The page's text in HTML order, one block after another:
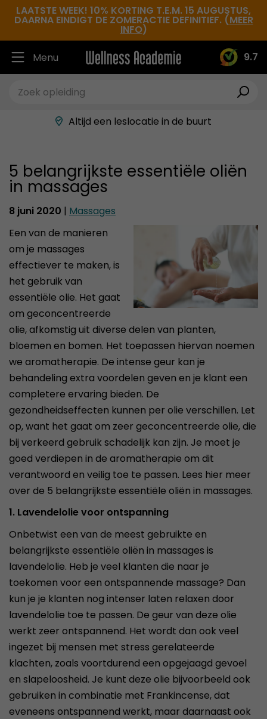
LAATSTE WEEK! 10% KORTING T.E.M. 15 AUGUSTUS,
DAARNA EINDIGT DE ZOMERACTIE DEFINITIEF. (MEER
INFO)
9.7
Menu
Ruim 30.000 tevreden studenten
Beste docenten in de branche
Altijd een leslocatie in de buurt
5 belangrijkste essentiële oliën
in massages
8 juni 2020 | Massages
Een van de manieren
om je massages
effectiever te maken, is
het gebruik van
essentiële olie. Het gaat
om geconcentreerde
olie, afkomstig uit diverse delen van planten,
bloemen en bomen. Het toepassen hiervan noemen
we aromatherapie. De intense geur kan je
behandeling extra voordelen geven en je klant een
completere ervaring bieden. De
gezondheidseffecten kunnen per olie verschillen. Let
op, want het gaat om zeer geconcentreerde olie, die
bij verkeerd gebruik schadelijk kan zijn. Je moet je
goed verdiepen in de aromatherapie om dit
verantwoord en veilig toe te passen. Lees hier meer
over de 5 belangrijkste essentiële oliën in massages.
1. Lavendelolie voor ontspanning
Onbetwist een van de meest gebruikte en
belangrijkste essentiële oliën in massages is
lavendelolie. Heb je veel klanten die naar je
toekomen voor een ontspannende massage? Dan
kun je je klanten nog intenser laten relaxen door
lavendelolie toe te passen. De geur van deze olie
werkt zeer ontspannend. Het wordt dan ook veel
ingezet bij mensen met stress gerelateerde
klachten, zoals voortdurend een opgejaagd gevoel
en slapeloosheid. Je kunt deze olie bijvoorbeeld ook
gebruiken in combinatie met Frankincense, dat
eveneens ontspannend werkt, maar daarnaast ook